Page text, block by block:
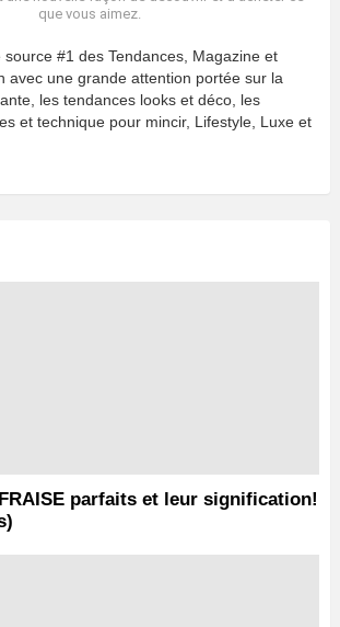
que vous aimez.
source #1 des Tendances, Magazine et
avec une grande attention portée sur la
les tendances looks et déco, les
et technique pour mincir, Lifestyle, Luxe et
parfaits et leur signification!